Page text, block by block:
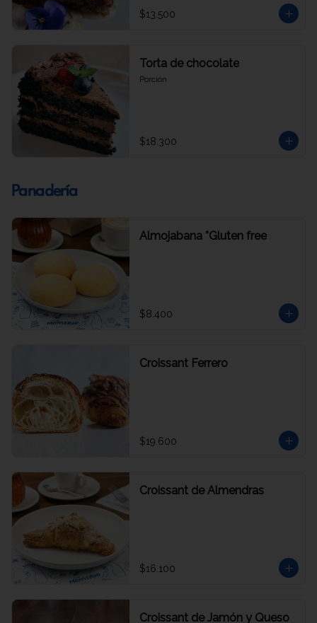
$13.500
Torta de chocolate
Porción
$18.300
Panadería
Almojabana *Gluten free
$8.400
Croissant Ferrero
$19.600
Croissant de Almendras
$16.100
Croissant de Jamón y Queso